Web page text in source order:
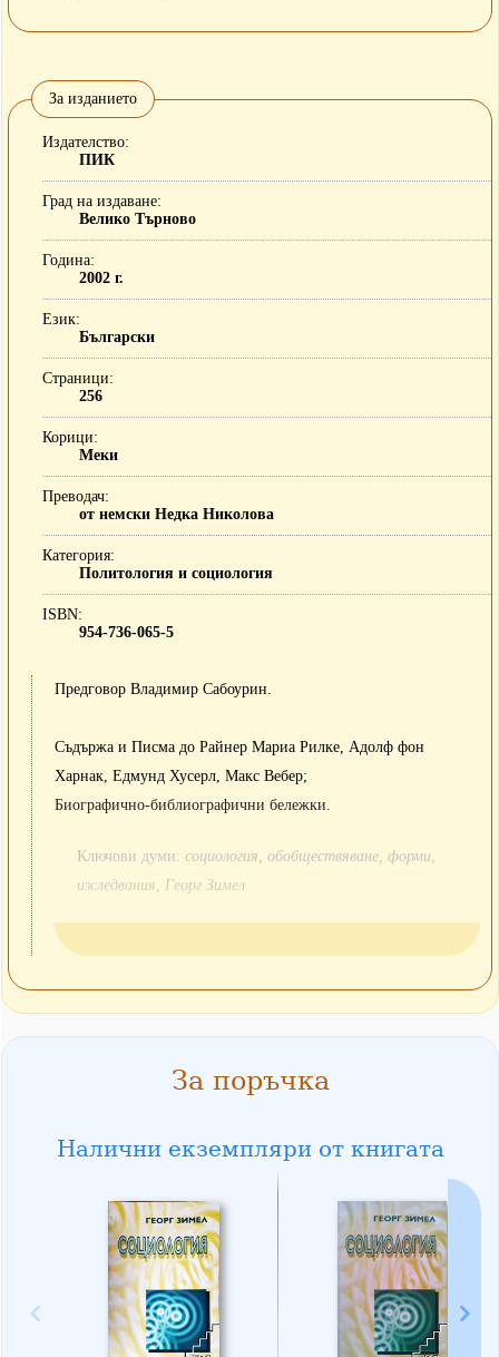
За изданието
Издателство
ПИК
Град на издаване
Велико Търново
Година
2002 г.
Език
Български
Страници
256
Корици
Меки
Преводач
от немски Недка Николова
Категория
Политология и социология
ISBN
954-736-065-5
Предговор Владимир Сабоурин.
Съдържа и Писма до Райнер Мариа Рилке, Адолф фон
Харнак, Едмунд Хусерл, Макс Вебер;
Биографично-библиографични бележки.
Ключови думи: социология, обобществяване, форми,
изследвания, Георг Зимел
За поръчка
Налични екземпляри от книгата